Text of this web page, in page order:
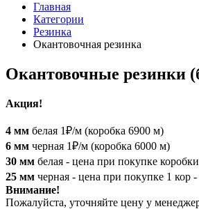
Главная
Категории
Резинка
Окантовочная резинка
Окантовочные резинки
Акция!
4 мм белая 1₽/м (коробка 6900 м)
6 мм черная 1₽/м (коробка 6000 м)
30 мм белая - цена при покупке
25 мм черная - цена при покупке 1 кор
Внимание!
Пожалуйста, уточняйте цену у